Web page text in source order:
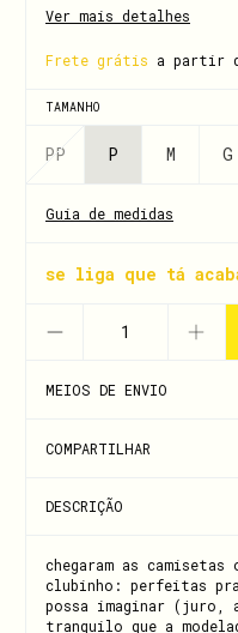
Ver mais detalhes
Frete grátis a partir
TAMANHO
PP P M G
Guia de medidas
se liga que tá
MEIOS DE ENVIO
COMPARTILHAR
DESCRIÇÃO
chegaram as
clubinho: perfeitas
possa imaginar
tranquilo que a